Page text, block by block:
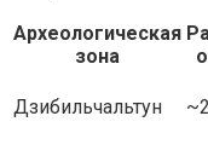
Археологическая
зона
Дзибильчальтун